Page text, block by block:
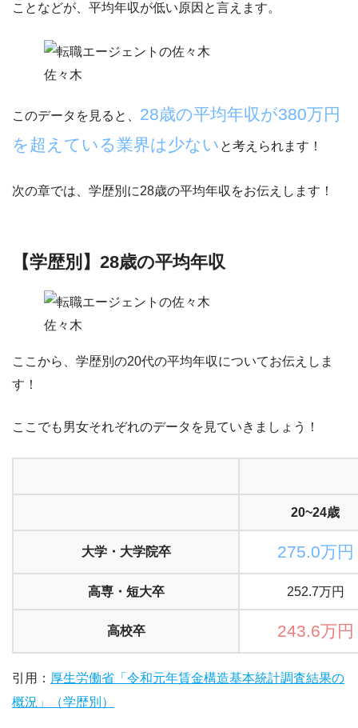
ことなどが、平均年収が低い原因と言えます。
佐々木
このデータを見ると、 28歳の平均年収が380万円
を超えている業界は少ない と考えられます！
次の章では、学歴別に28歳の平均年収をお伝えします！
【学歴別】28歳の平均年収
佐々木
ここから、 学歴別の20代の平均年収についてお伝えしま
す！
ここでも男女それぞれのデータを見ていきましょう！
20~24歳
大学・大学院卒 275.0万円
高専・短大卒 252.7万円
高校卒 243.6万円
引用： 厚生労働省「令和元年賃金構造基本統計調査結果の
概況」（学歴別）